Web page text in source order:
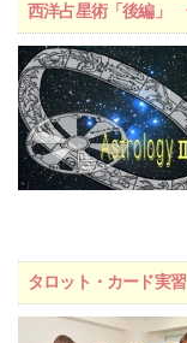
西洋占星術「後編」
タロット・カード実